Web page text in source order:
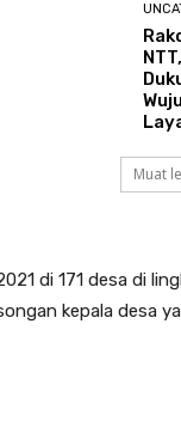
di 171 desa di
kepala desa
Muat